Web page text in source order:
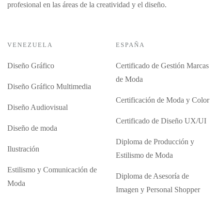
profesional en las áreas de la creatividad y el diseño.
VENEZUELA
Diseño Gráfico
Diseño Gráfico Multimedia
Diseño Audiovisual
Diseño de moda
Ilustración
Estilismo y Comunicación de
Moda
ESPAÑA
Certificado de Gestión Marcas
de Moda
Certificación de Moda y Color
Certificado de Diseño UX/UI
Diploma de Producción y
Estilismo de Moda
Diploma de Asesoría de
Imagen y Personal Shopper